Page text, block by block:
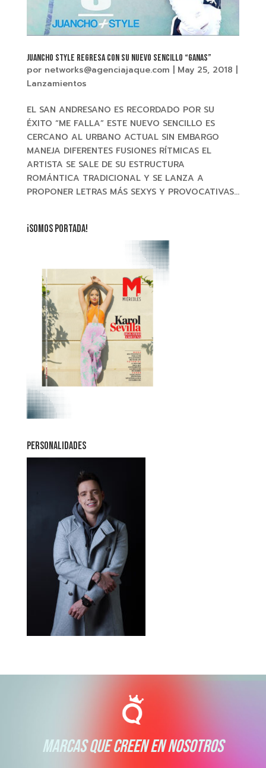
JUANCHO STYLE Regresa con su nuevo sencillo “GANAS”
por networks@agenciajaque.com May 25, 2018
Lanzamientos
EL SAN ANDRESANO ES RECORDADO POR SU
ÉXITO “ME FALLA” ESTE NUEVO SENCILLO ES
CERCANO AL URBANO ACTUAL SIN EMBARGO
MANEJA DIFERENTES FUSIONES RÍTMICAS EL
ARTISTA SE SALE DE SU ESTRUCTURA
ROMÁNTICA TRADICIONAL Y SE LANZA A
PROPONER LETRAS MÁS SEXYS Y PROVOCATIVAS...
¡SOMOS PORTADA!
PERSONALIDADES
MARCAS QUE CREEN EN NOSOTROS